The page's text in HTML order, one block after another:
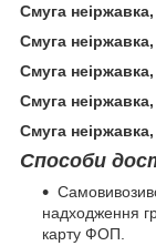
Смуга
Смуга
Смуга
Смуга
Смуга
Способи
надходження
карту ФОП.